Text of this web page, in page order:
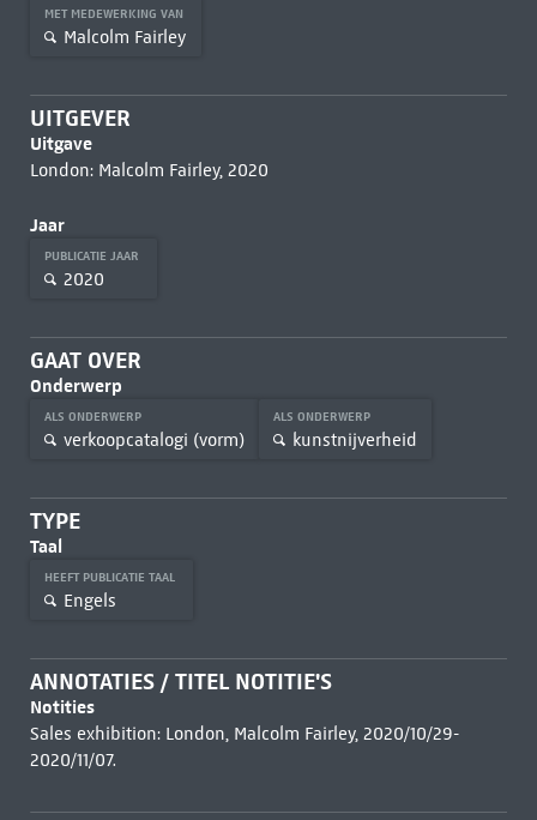
MET MEDEWERKING VAN
Malcolm Fairley
UITGEVER
Uitgave
London: Malcolm Fairley, 2020
Jaar
PUBLICATIE JAAR
2020
GAAT OVER
Onderwerp
ALS ONDERWERP
verkoopcatalogi (vorm)
ALS ONDERWERP
kunstnijverheid
TYPE
Taal
HEEFT PUBLICATIE TAAL
Engels
ANNOTATIES / TITEL NOTITIE'S
Notities
Sales exhibition: London, Malcolm Fairley, 2020/10/29-
2020/11/07.